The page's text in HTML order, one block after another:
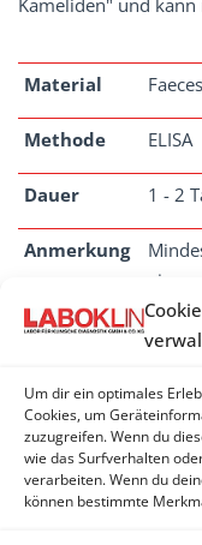
Um dir ein optimales
Cookies, um
zuzugreifen. Wenn du
wie das Surfverhalten
verarbeiten. Wenn du
können bestimmte
Kameliden" und
Material Faeces
Methode ELISA
Dauer 1 - 2
Anmerkung
ROTAVIREN
Rotaviren
Rotavirus -